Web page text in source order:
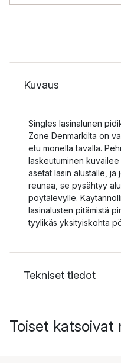
Kuvaus
Singles lasinalunen
Zone Denmarkilta on
etu monella tavalla.
laskeutuminen
asetat lasin alustalle, ja
reunaa, se pysähtyy
pöytälevylle.
lasinalusten pitämistä
tyylikäs yksityiskohta
Tekniset tiedot
Toiset